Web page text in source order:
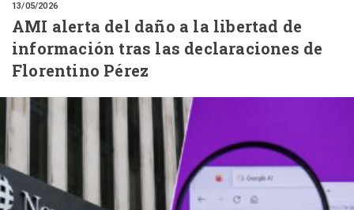
13/05/2026
AMI alerta del daño a la libertad de
información tras las declaraciones de
Florentino Pérez